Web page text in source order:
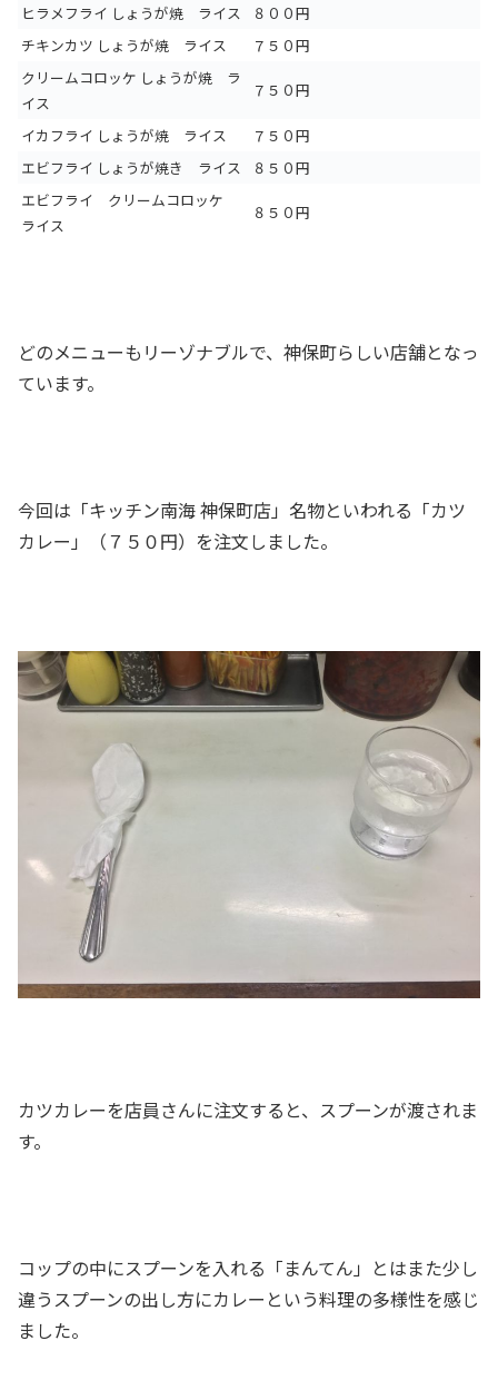
ヒラメフライ しょうが焼 ライス
８００円
チキンカツ しょうが焼 ライス
７５０円
クリームコロッケ しょうが焼 ラ
イス
７５０円
イカフライ しょうが焼 ライス
７５０円
エビフライ しょうが焼き ライス
８５０円
エビフライ クリームコロッケ
ライス
８５０円
どのメニューもリーゾナブルで、神保町らしい店舗となっ
ています。
今回は「キッチン南海 神保町店」名物といわれる「カツ
カレー」（７５０円）を注文しました。
カツカレーを店員さんに注文すると、スプーンが渡されま
す。
コップの中にスプーンを入れる「まんてん」とはまた少し
違うスプーンの出し方にカレーという料理の多様性を感じ
ました。